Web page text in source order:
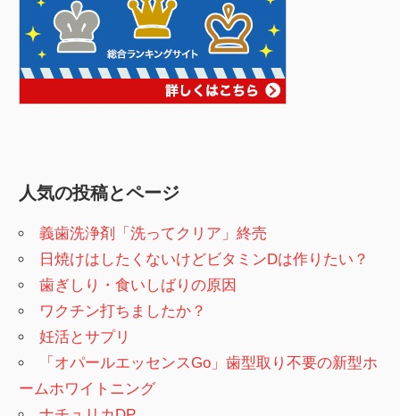
人気の投稿とページ
義歯洗浄剤「洗ってクリア」終売
日焼けはしたくないけどビタミンDは作りたい？
歯ぎしり・食いしばりの原因
ワクチン打ちましたか？
妊活とサプリ
「オパールエッセンスGo」歯型取り不要の新型ホ
ームホワイトニング